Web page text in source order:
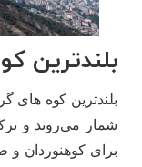
بلندترین
بلندترین کوه ‌های
شمار می‌روند و
برای کوهنوردان و